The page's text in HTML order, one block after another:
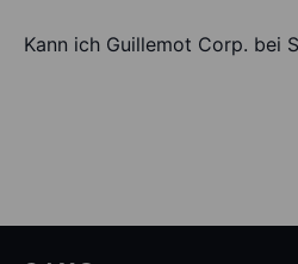
Kann ich Guillemot Corp. bei